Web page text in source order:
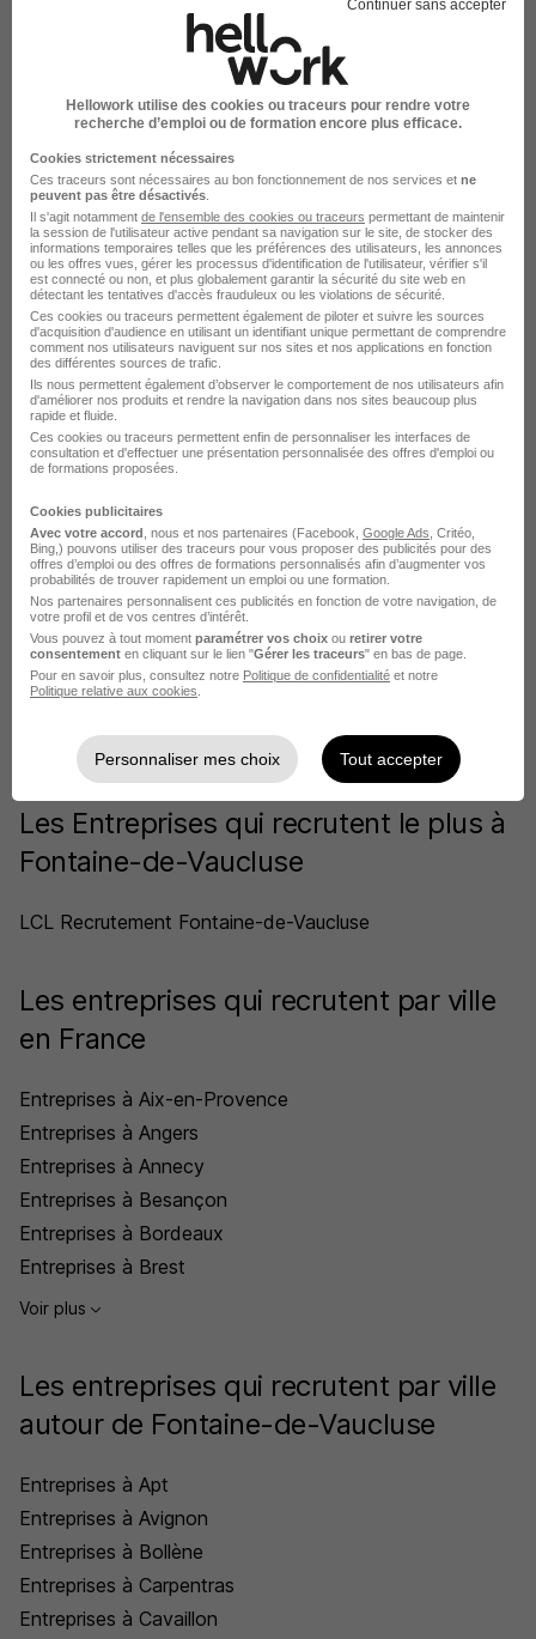
Winsearch recrutement
Recrutement - Placement - Conseils RH
Découvrir 1 job
SHIVA recrutement
Aide à domicile
Découvrir 1 job
Les Entreprises qui recrutent le plus à
Fontaine-de-Vaucluse
LCL Recrutement Fontaine-de-Vaucluse
Les entreprises qui recrutent par ville
en France
Entreprises à Aix-en-Provence
Entreprises à Angers
Entreprises à Annecy
Entreprises à Besançon
Entreprises à Bordeaux
Entreprises à Brest
Voir plus
Les entreprises qui recrutent par ville
autour de Fontaine-de-Vaucluse
Entreprises à Apt
Entreprises à Avignon
Entreprises à Bollène
Entreprises à Carpentras
Entreprises à Cavaillon
Continuer sans accepter
Hellowork utilise des cookies ou traceurs pour rendre votre
recherche d’emploi ou de formation encore plus efficace.
Cookies strictement nécessaires
Ces traceurs sont nécessaires au bon fonctionnement de nos services et ne
peuvent pas être désactivés
Il s'agit notamment de l'ensemble des cookies ou traceurs permettant de maintenir
la session de l'utilisateur active pendant sa navigation sur le site, de stocker des
informations temporaires telles que les préférences des utilisateurs, les annonces
ou les offres vues, gérer les processus d'identification de l'utilisateur, vérifier s'il
est connecté ou non, et plus globalement garantir la sécurité du site web en
détectant les tentatives d'accès frauduleux ou les violations de sécurité.
Ces cookies ou traceurs permettent également de piloter et suivre les sources
d'acquisition d'audience en utilisant un identifiant unique permettant de comprendre
comment nos utilisateurs naviguent sur nos sites et nos applications en fonction
des différentes sources de trafic.
Ils nous permettent également d’observer le comportement de nos utilisateurs afin
d'améliorer nos produits et rendre la navigation dans nos sites beaucoup plus
rapide et fluide.
Ces cookies ou traceurs permettent enfin de personnaliser les interfaces de
consultation et d'effectuer une présentation personnalisée des offres d'emploi ou
de formations proposées.
Cookies publicitaires
Avec votre accord , nous et nos partenaires (Facebook, Google Ads , Critéo,
Bing,) pouvons utiliser des traceurs pour vous proposer des publicités pour des
offres d’emploi ou des offres de formations personnalisés afin d’augmenter vos
probabilités de trouver rapidement un emploi ou une formation.
Nos partenaires personnalisent ces publicités en fonction de votre navigation, de
votre profil et de vos centres d’intérêt.
Vous pouvez à tout moment paramétrer vos choix ou retirer votre
consentement en cliquant sur le lien "Gérer les traceurs" en bas de page.
Pour en savoir plus, consultez notre Politique de confidentialité et notre
Politique relative aux cookies
Personnaliser mes choix Tout accepter